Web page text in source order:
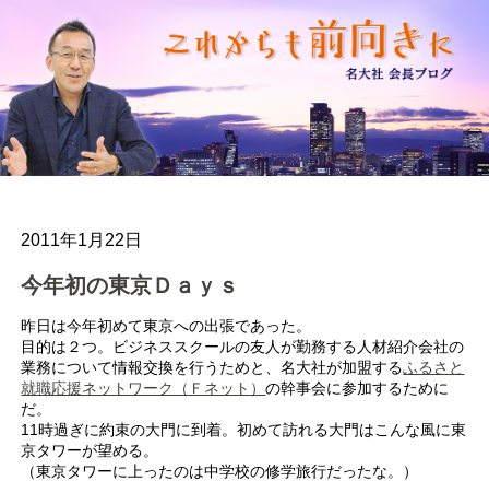
2011年1月22日
今年初の東京Ｄａｙｓ
昨日は今年初めて東京への出張であった。
目的は２つ。ビジネススクールの友人が勤務する人材紹介会社の
業務について情報交換を行うためと、名大社が加盟するふるさと
就職応援ネットワーク（Ｆネット）の幹事会に参加するために
だ。
11時過ぎに約束の大門に到着。初めて訪れる大門はこんな風に東
京タワーが望める。
（東京タワーに上ったのは中学校の修学旅行だったな。）